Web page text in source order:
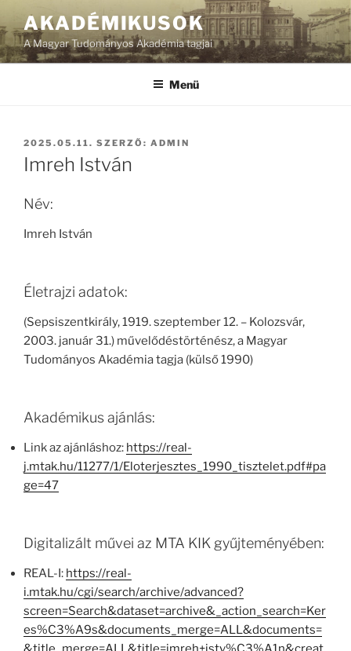
AKADÉMIKUSOK
A Magyar Tudományos Akadémia tagjai
Menü
BEKÜLDVE:
2025.05.11. SZERZŐ: ADMIN
Imreh István
Név:
Imreh István
Életrajzi adatok:
(Sepsiszentkirály, 1919. szeptember 12. – Kolozsvár,
2003. január 31.) művelődéstörténész, a Magyar
Tudományos Akadémia tagja (külső 1990)
Akadémikus ajánlás:
Link az ajánláshoz: https://real-
j.mtak.hu/11277/1/Eloterjesztes_1990_tisztelet.pdf#pa
ge=47
Digitalizált művei az MTA KIK gyűjteményében:
REAL-I: https://real-
i.mtak.hu/cgi/search/archive/advanced?
screen=Search&dataset=archive&_action_search=Ker
es%C3%A9s&documents_merge=ALL&documents=